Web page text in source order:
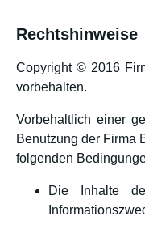
Rechtshinweise
Copyright © 2016
vorbehalten.
Vorbehaltlich einer
Benutzung der Firma
folgenden
Die Inhalte